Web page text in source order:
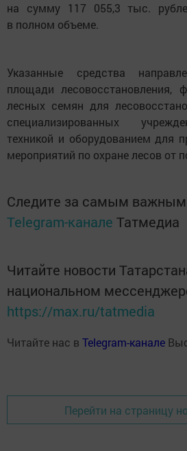
на сумму 117 055,3 тыс.
в полном объеме.
Указанные средства
площади лесовосстановления,
лесных семян для
специализированных
техникой и оборудованием для
мероприятий по охране лесов от
Следите за самым
Telegram-канале Татмедиа
Читайте новости
национальном
https://max.ru/tatmedia
Читайте нас в Telegram-канале
Перейти на страницу